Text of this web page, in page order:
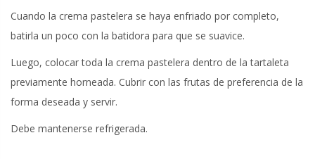
Cuando la crema pastelera se haya enfriado por completo,
batirla un poco con la batidora para que se suavice.
Luego, colocar toda la crema pastelera dentro de la tartaleta
previamente horneada. Cubrir con las frutas de preferencia de la
forma deseada y servir.
Debe mantenerse refrigerada.